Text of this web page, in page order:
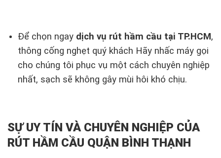
Để chọn ngay dịch vụ rút hầm cầu tại TP.HCM,
thông cống nghẹt quý khách Hãy nhấc máy gọi
cho chúng tôi phục vụ một cách chuyên nghiệp
nhất, sạch sẽ không gây mùi hôi khó chịu.
SỰ UY TÍN VÀ CHUYÊN NGHIỆP CỦA
RÚT HẦM CẦU QUẬN BÌNH THẠNH